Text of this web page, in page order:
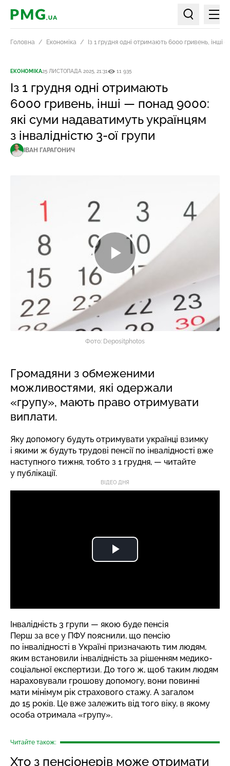
PMG.ua
Пошук по
Головна Економіка Із 1 грудня одні отримають 6000 гривень, інші
ЕКОНОМІКА25 ЛИСТОПАДА 2025, 21:31 11 935
Із 1 грудня одні отримають
6000 гривень, інші — понад 9000:
які суми надаватимуть українцям
з інвалідністю 3-ої групи
ІВАН ГАРАГОНИЧ
Фото: Depositphotos
Громадяни з обмеженими
можливостями, які одержали
«групу», мають право отримувати
виплати.
Яку допомогу будуть отримувати українці взимку
і якими ж будуть трудові пенсії по інвалідності вже
наступного тижня, тобто з 1 грудня, — читайте
у публікації.
ВІДЕО ДНЯ
Інвалідність 3 групи — якою буде пенсія
Перш за все у ПФУ пояснили, що пенсію
по інвалідності в Україні призначають тим людям,
яким встановили інвалідність за рішенням медико-
соціальної експертизи. До того ж, щоб таким людям
нараховували грошову допомогу, вони повинні
мати мінімум рік страхового стажу. А загалом
до 15 років. Це вже залежить від того віку, в якому
особа отримала «групу».
Читайте також:
Хто з пенсіонерів може отримати